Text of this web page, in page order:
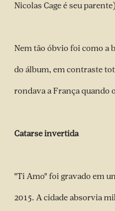
Nicolas Cage é seu
Nem tão óbvio foi como a
do álbum, em contraste
rondava a França quando
Catarse invertida
"Ti Amo" foi gravado em
2015. A cidade absorvia